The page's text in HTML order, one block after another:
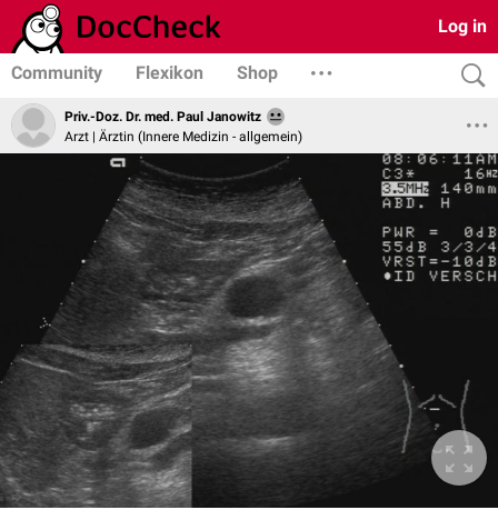
Log in
Community Flexikon Shop
Priv.-Doz. Dr. med. Paul Janowitz
Arzt | Ärztin (Innere Medizin - allgemein)